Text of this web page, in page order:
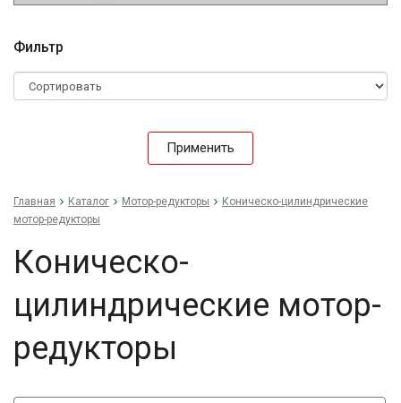
Фильтр
Применить
Главная Каталог Мотор-редукторы
Коническо-цилиндрические
мотор-редукторы
Коническо-
цилиндрические мотор-
редукторы